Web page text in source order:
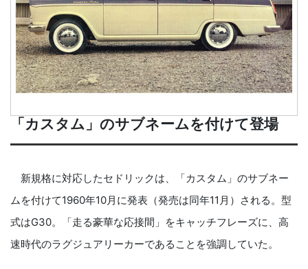
「カスタム」のサブネームを付けて登場
新規格に対応したセドリックは、「カスタム」のサブネー
ムを付けて1960年10月に発表（発売は同年11月）される。型
式はG30。「走る豪華な応接間」をキャッチフレーズに、高
速時代のラグジュアリーカーであることを強調していた。